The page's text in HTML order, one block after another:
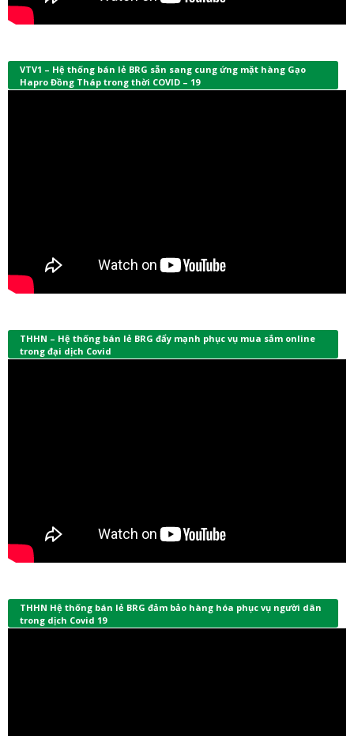
VTV1 – Hệ thống bán lẻ BRG sẵn sang cung ứng mặt hàng Gạo
Hapro Đồng Tháp trong thời COVID – 19
THHN – Hệ thống bán lẻ BRG đẩy mạnh phục vụ mua sắm online
trong đại dịch Covid
THHN Hệ thống bán lẻ BRG đảm bảo hàng hóa phục vụ người dân
trong dịch Covid 19